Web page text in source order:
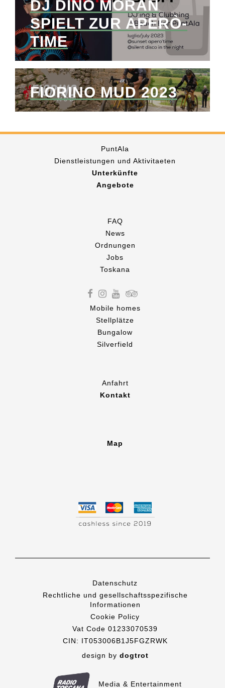
DJ DINO MORAN
SPIELT ZUR APERÒ-
TIME
FIORINO MUD 2023
PuntAla
Dienstleistungen und Aktivitaeten
Unterkünfte
Angebote
FAQ
News
Ordnungen
Jobs
Toskana
Mobile homes
Stellplätze
Bungalow
Silverfield
Anfahrt
Kontakt
Map
Datenschutz
Rechtliche und gesellschaftsspezifische
Informationen
Cookie Policy
Vat Code 01233070539
CIN: IT053006B1J5FGZRWK
design by dogtrot
Media & Entertainment